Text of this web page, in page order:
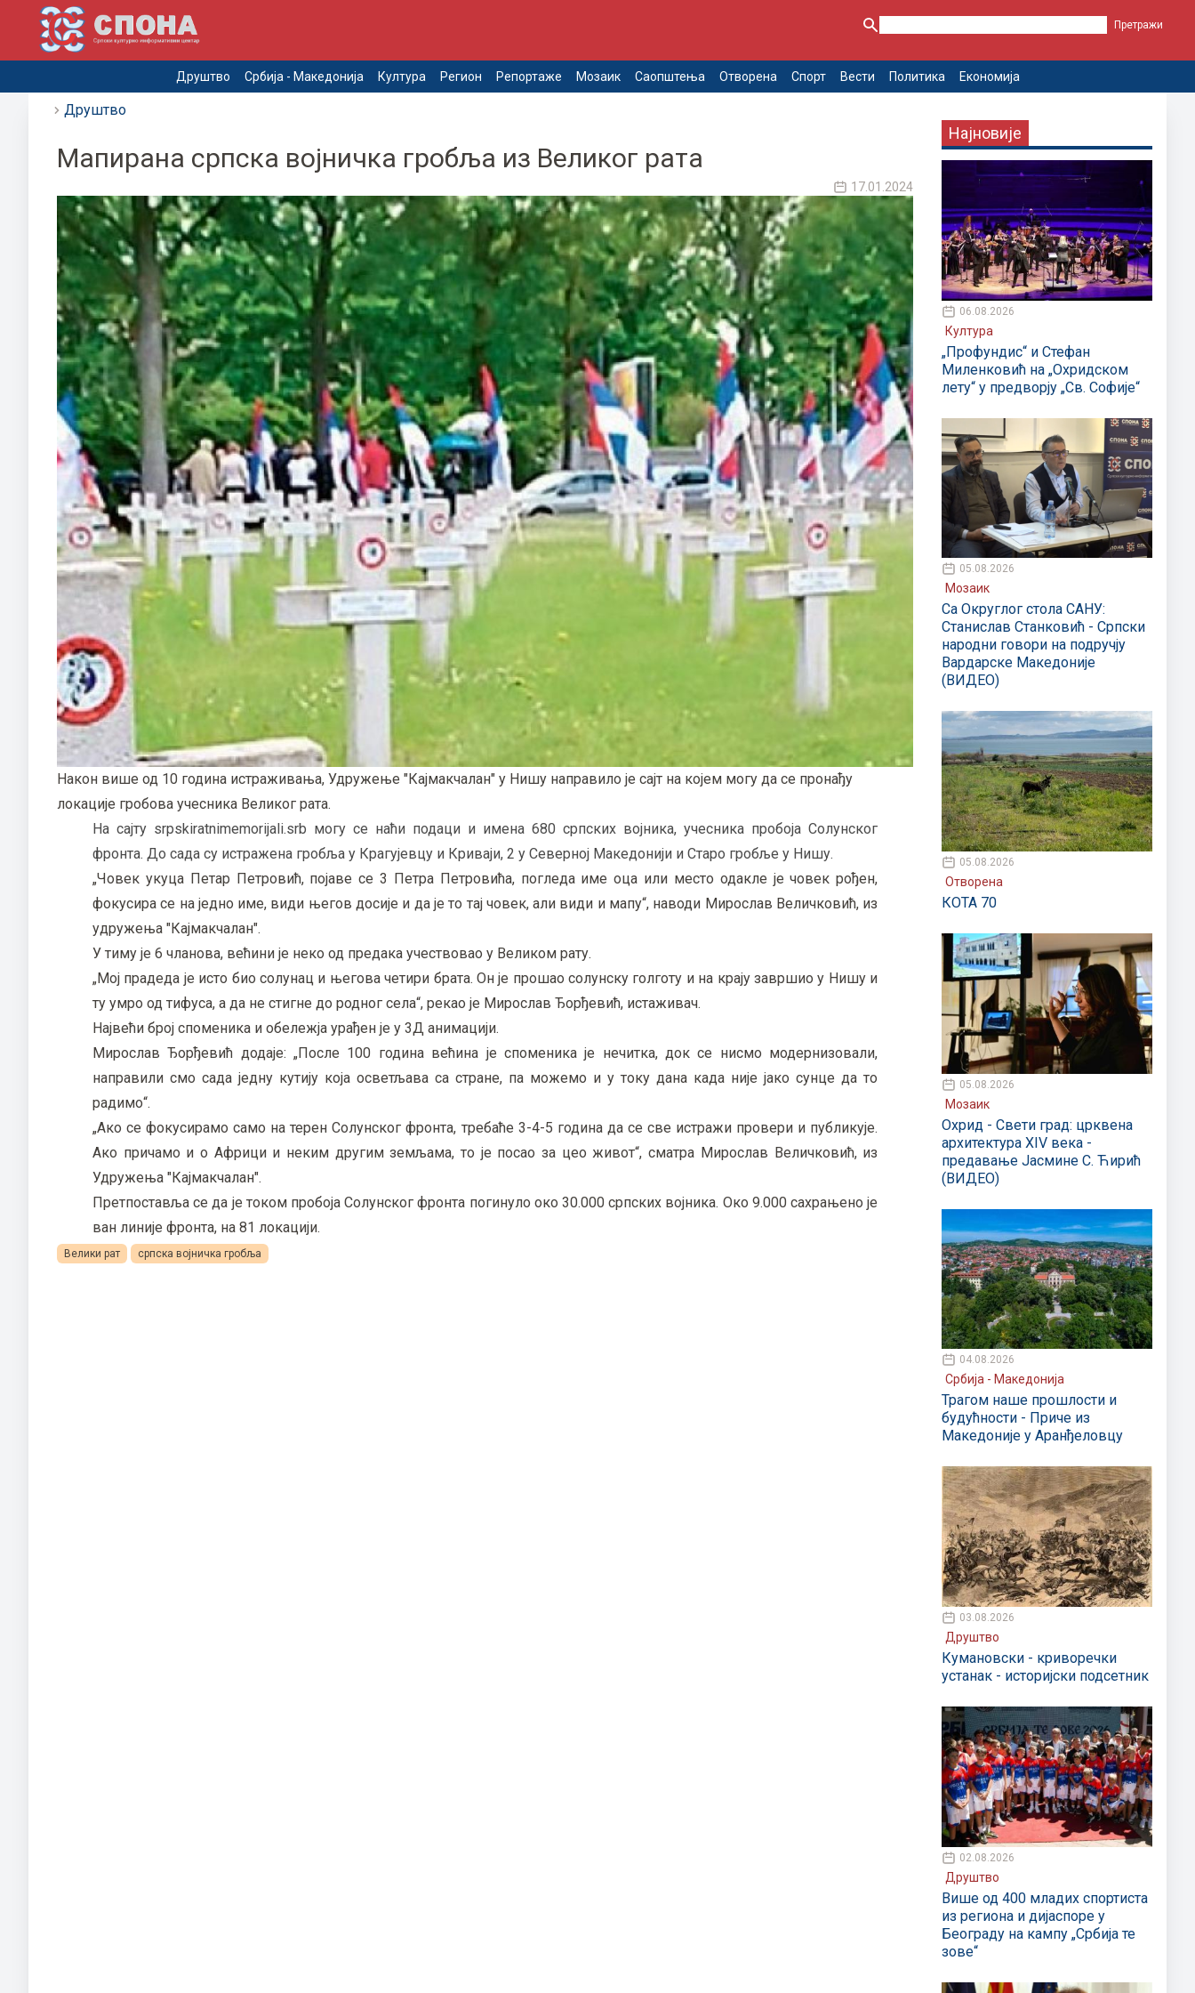
Друштво Србија - Македонија Култура Регион Репортаже Мозаик Саопштења Отворена Спорт Вести Политика Економија
Друштво
Мапирана српска војничка гробља из Великог рата
17.01.2024
Након више од 10 година истраживања, Удружење "Кајмакчалан" у Нишу направило је сајт на којем могу да се пронађу
локације гробова учесника Великог рата.
На сајту srpskiratnimemorijali.srb могу се наћи подаци и имена 680 српских војника, учесника пробоја Солунског
фронта. До сада су истражена гробља у Крагујевцу и Криваји, 2 у Северној Македонији и Старо гробље у Нишу.
„Човек укуца Петар Петровић, појаве се 3 Петра Петровића, погледа име оца или место одакле је човек рођен,
фокусира се на једно име, види његов досије и да је то тај човек, али види и мапу“, наводи Мирослав Величковић, из
удружења "Кајмакчалан".
У тиму је 6 чланова, већини је неко од предака учествовао у Великом рату.
„Мој прадеда је исто био солунац и његова четири брата. Он је прошао солунску голготу и на крају завршио у Нишу и
ту умро од тифуса, а да не стигне до родног села“, рекао је Мирослав Ђорђевић, истаживач.
Највећи број споменика и обележја урађен је у 3Д анимацији.
Мирослав Ђорђевић додаје: „После 100 година већина је споменика је нечитка, док се нисмо модернизовали,
направили смо сада једну кутију која осветљава са стране, па можемо и у току дана када није јако сунце да то
радимо“.
„Ако се фокусирамо само на терен Солунског фронта, требаће 3-4-5 година да се све истражи провери и публикује.
Ако причамо и о Африци и неким другим земљама, то је посао за цео живот“, сматра Мирослав Величковић, из
Удружења "Кајмакчалан".
Претпоставља се да је током пробоја Солунског фронта погинуло око 30.000 српских војника. Око 9.000 сахрањено је
ван линије фронта, на 81 локацији.
Велики рат српска војничка гробља
Најновије
06.08.2026
Култура
„Профундис“ и Стефан
Миленковић на „Охридском
лету“ у предворју „Св. Софије“
05.08.2026
Мозаик
Са Округлог стола САНУ:
Станислав Станковић - Српски
народни говори на подручју
Вардарске Македоније
(ВИДЕО)
05.08.2026
Отворена
КОТА 70
05.08.2026
Мозаик
Охрид - Свети град: црквена
архитектура XIV века -
предавање Јасмине С. Ћирић
(ВИДЕО)
04.08.2026
Србија - Македонија
Трагом наше прошлости и
будућности - Приче из
Македоније у Аранђеловцу
03.08.2026
Друштво
Кумановски - криворечки
устанак - историјски подсетник
02.08.2026
Друштво
Више од 400 младих спортиста
из региона и дијаспоре у
Београду на кампу „Србија те
зове“